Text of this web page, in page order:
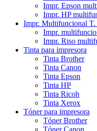
Impr. Epson
Impr. HP
Impr. Multifuncional T.
Impr.
Impr. Riso
Tinta para impresora
Tinta Brother
Tinta Canon
Tinta Epson
Tinta HP
Tinta Ricoh
Tinta Xerox
Tóner para impresora
Tóner Brother
Tóner Canon